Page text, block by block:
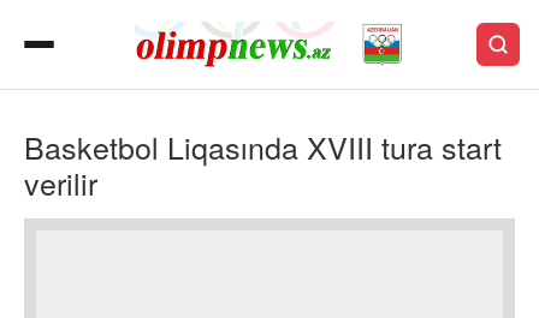
Basketbol Liqasında XVIII tura start
verilir